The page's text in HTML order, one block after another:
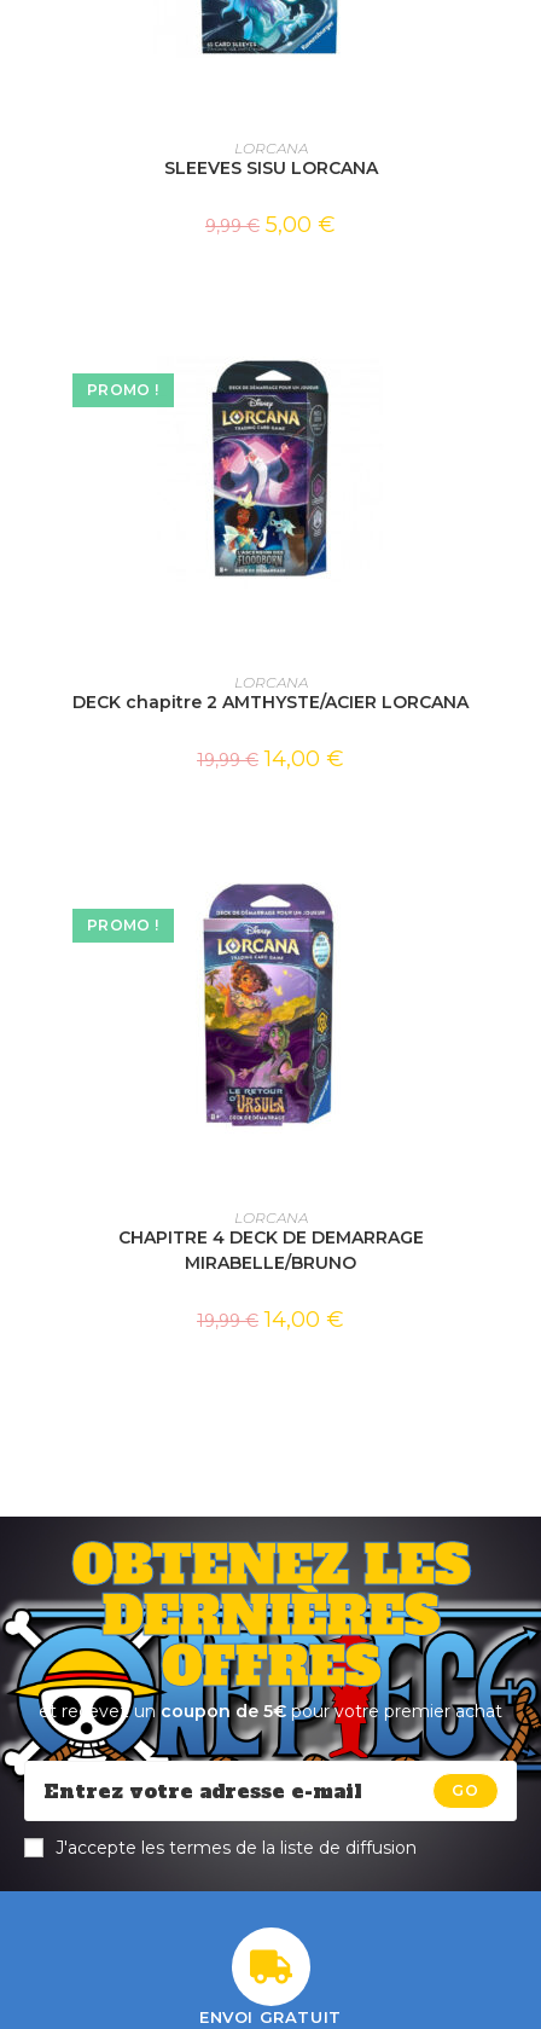
AJOUTER AU PANIER
LORCANA
SLEEVES SISU LORCANA
9,99€ 5,00 €
PROMO !
AJOUTER AU PANIER
LORCANA
DECK chapitre 2 AMTHYSTE/ACIER LORCANA
19,99€ 14,00 €
PROMO !
AJOUTER AU PANIER
LORCANA
CHAPITRE 4 DECK DE DEMARRAGE
MIRABELLE/BRUNO
19,99€ 14,00 €
OBTENEZ LES
DERNIÈRES
OFFRES
et recevez un coupon de 5€ pour votre premier achat
GO
J'accepte les termes de la liste de diffusion
ENVOI GRATUIT